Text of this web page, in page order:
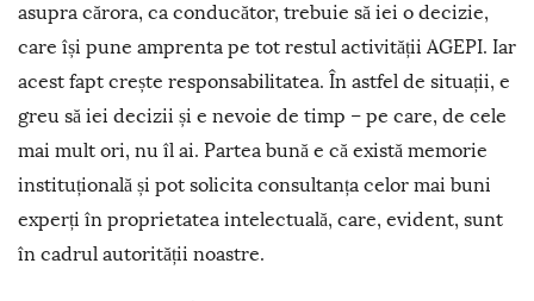
asupra cărora, ca conducător, trebuie să iei o decizie,
care își pune amprenta pe tot restul activității AGEPI. Iar
acest fapt crește responsabilitatea. În astfel de situații, e
greu să iei decizii și e nevoie de timp – pe care, de cele
mai mult ori, nu îl ai. Partea bună e că există memorie
instituțională și pot solicita consultanța celor mai buni
experți în proprietatea intelectuală, care, evident, sunt
în cadrul autorității noastre.